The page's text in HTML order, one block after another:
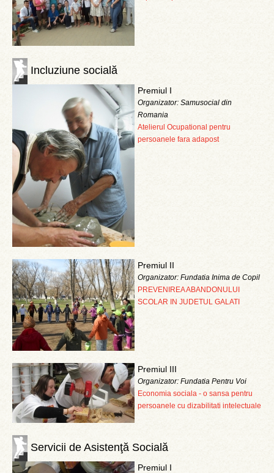
Incluziune socială
Premiul I
Organizator: Samusocial din
Romania
Atelierul Ocupational pentru
persoanele fara adapost
Premiul II
Organizator: Fundatia Inima de Copil
PREVENIREA ABANDONULUI
SCOLAR IN JUDETUL GALATI
Premiul III
Organizator: Fundatia Pentru Voi
Economia sociala - o sansa pentru
persoanele cu dizabilitati intelectuale
Servicii de Asistenţă Socială
Premiul I